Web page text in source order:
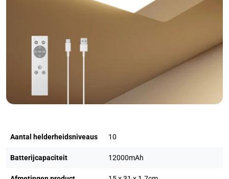
Aantal helderheidsniveaus 10
Batterijcapaciteit 12000mAh